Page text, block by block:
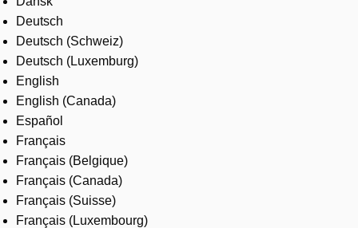
About us
Where to buy
Contact us
Careers
Deutsch
Deutsch (Schweiz)
Deutsch (Luxemburg)
English
English (Canada)
Español
Français
Français (Belgique)
Français (Canada)
Français (Suisse)
Français (Luxembourg)